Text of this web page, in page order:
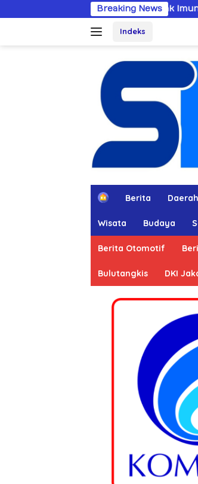
ke
Breaking News
Dobrak Imunitas Elit, PPWI Minta
Indeks
H
e
Berita Daerah
Wisata Budaya
Berita Otomotif
Bulutangkis DKI